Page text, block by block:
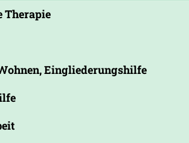
Therapie
Eingliederungshilfe